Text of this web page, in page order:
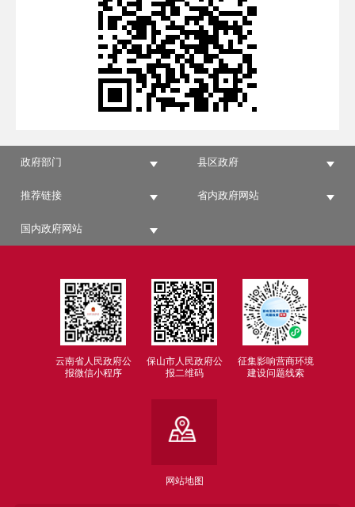
政府部门 县区政府
推荐链接 省内政府网站
国内政府网站
云南省人民政府公
报微信小程序
保山市人民政府公
报二维码
征集影响营商环境
建设问题线索
网站地图